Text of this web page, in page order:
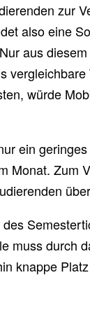
zur
also eine
aus
würde
ein
Monat. Zum
muss durch
knappe